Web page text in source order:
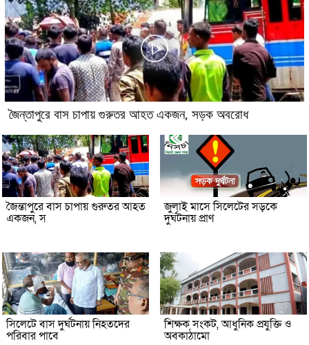
জৈন্তাপুরে বাস চাপায় গুরুতর আহত একজন, সড়ক অবরোধ
জৈন্তাপুরে বাস চাপায় গুরুতর আহত
একজন, স
জুলাই মাসে সিলেটের সড়কে
দুর্ঘটনায় প্রাণ
সিলেটে বাস দুর্ঘটনায় নিহতদের
পরিবার পাবে
শিক্ষক সংকট, আধুনিক প্রযুক্তি ও
অবকাঠামো